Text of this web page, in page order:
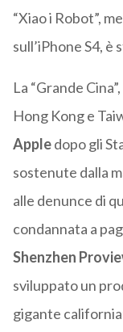
“Xiao i Robot”,
sull’iPhone S4,
La “Grande
Hong Kong e
Appledopo gli
sostenute dalla
alle denunce di
condannata a
Shenzhen
sviluppato un
gigante